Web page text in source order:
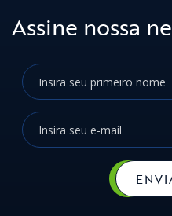
Assine nossa